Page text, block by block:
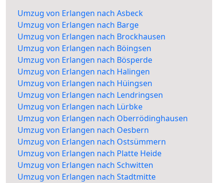
Umzug von Erlangen nach Asbeck
Umzug von Erlangen nach Barge
Umzug von Erlangen nach Brockhausen
Umzug von Erlangen nach Böingsen
Umzug von Erlangen nach Bösperde
Umzug von Erlangen nach Halingen
Umzug von Erlangen nach Hüingsen
Umzug von Erlangen nach Lendringsen
Umzug von Erlangen nach Lürbke
Umzug von Erlangen nach Oberrödinghausen
Umzug von Erlangen nach Oesbern
Umzug von Erlangen nach Ostsümmern
Umzug von Erlangen nach Platte Heide
Umzug von Erlangen nach Schwitten
Umzug von Erlangen nach Stadtmitte